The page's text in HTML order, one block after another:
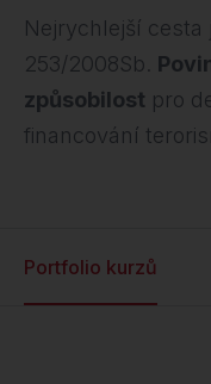
Nejrychlejší cesta
253/2008Sb.
způsobilost pro
financování
Portfolio kurzů